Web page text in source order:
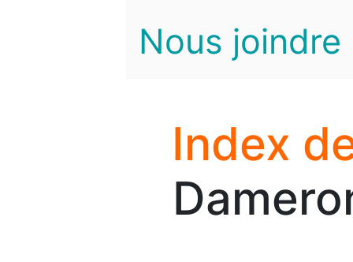
Nous joindre
Index